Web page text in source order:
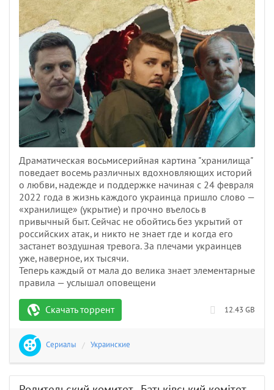
Драматическая восьмисерийная картина "хранилища"
поведает восемь различных вдохновляющих историй
о любви, надежде и поддержке начиная с 24 февраля
2022 года в жизнь каждого украинца пришло слово —
«хранилище» (укрытие) и прочно въелось в
привычный быт. Сейчас не обойтись без укрытий от
российских атак, и никто не знает где и когда его
застанет воздушная тревога. За плечами украинцев
уже, наверное, их тысячи.
Теперь каждый от мала до велика знает элементарные
правила — услышал оповещени
Скачать торрент 12.43 GB
Сериалы / Украинские